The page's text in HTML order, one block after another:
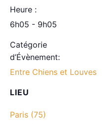
Heure :
6h05 - 9h05
Catégorie
d’Évènement:
Entre Chiens et Louves
LIEU
Paris (75)